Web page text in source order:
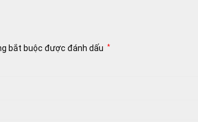
bắt buộc được đánh dấu *